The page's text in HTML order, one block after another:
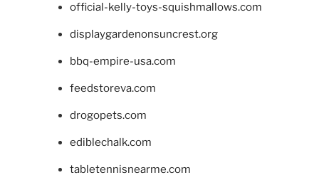
official-kelly-toys-squishmallows.com
displaygardenonsuncrest.org
bbq-empire-usa.com
feedstoreva.com
drogopets.com
ediblechalk.com
tabletennisnearme.com